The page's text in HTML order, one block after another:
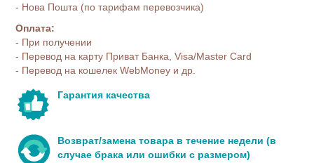
- Нова Пошта (по тарифам перевозчика)
Оплата:
- При получении
- Перевод на карту Приват Банка, Visa/Master Card
- Перевод на кошелек WebMoney и др.
Гарантия качества
Возврат/замена товара в течение недели (в
случае брака или ошибки с размером)